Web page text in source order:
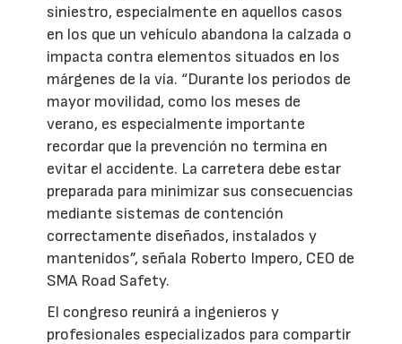
siniestro, especialmente en aquellos casos
en los que un vehículo abandona la calzada o
impacta contra elementos situados en los
márgenes de la vía. “Durante los periodos de
mayor movilidad, como los meses de
verano, es especialmente importante
recordar que la prevención no termina en
evitar el accidente. La carretera debe estar
preparada para minimizar sus consecuencias
mediante sistemas de contención
correctamente diseñados, instalados y
mantenidos”, señala Roberto Impero, CEO de
SMA Road Safety.
El congreso reunirá a ingenieros y
profesionales especializados para compartir